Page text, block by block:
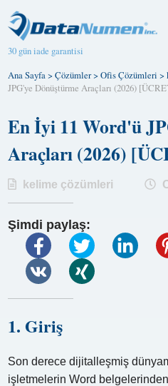
30 gün iade garantisi
Ana Sayfa>Çözümler>Ofis Çözümleri >
JPG'ye Dönüştürme Araçları (2026)
En İyi 11 Word'ü
Araçları (2026)
kelime çözümleri
Şimdi paylaş:
1. Giriş
Son derece dijitalleşmiş
işletmelerin Word